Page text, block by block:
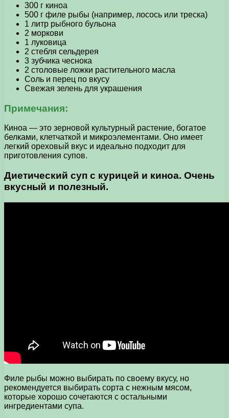
300 г киноа
500 г филе рыбы (например, лосось или треска)
1 литр рыбного бульона
2 моркови
1 луковица
2 стебля сельдерея
3 зубчика чеснока
2 столовые ложки растительного масла
Соль и перец по вкусу
Свежая зелень для украшения
Примечания:
Киноа — это зерновой культурный растение, богатое
белками, клетчаткой и микроэлементами. Оно имеет
легкий ореховый вкус и идеально подходит для
приготовления супов.
Диетический суп с курицей и киноа. Очень
вкусный и полезный.
Филе рыбы можно выбирать по своему вкусу, но
рекомендуется выбирать сорта с нежным мясом,
которые хорошо сочетаются с остальными
ингредиентами супа.